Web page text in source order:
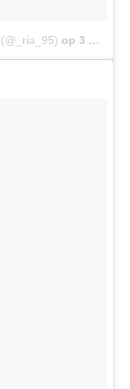
op 3 Nov 2017 om 2:37 (PDT)